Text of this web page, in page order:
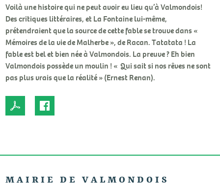
Voilà une histoire qui ne peut avoir eu lieu qu’à Valmondois!
Des critiques littéraires, et La Fontaine lui-même,
prétendraient que la source de cette fable se trouve dans «
Mémoires de la vie de Malherbe », de Racan. Tatatata ! La
fable est bel et bien née à Valmondois. La preuve ? Eh bien
Valmondois possède un moulin ! « Qui sait si nos rêves ne sont
pas plus vrais que la réalité » (Ernest Renan).
MAIRIE DE VALMONDOIS